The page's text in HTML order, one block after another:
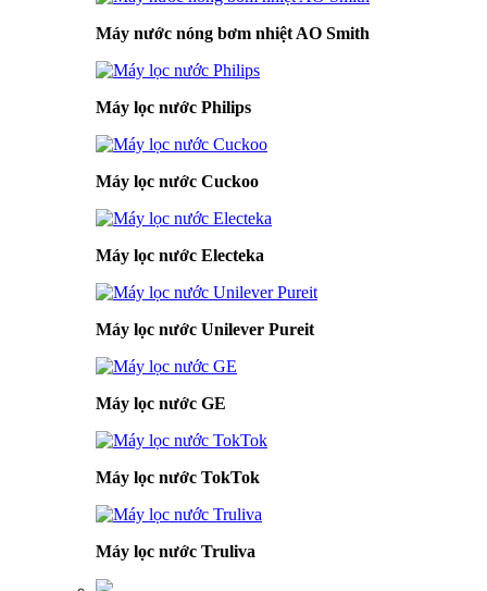
Máy nước nóng bơm nhiệt AO Smith
Máy lọc nước Philips
Máy lọc nước Cuckoo
Máy lọc nước Electeka
Máy lọc nước Unilever Pureit
Máy lọc nước GE
Máy lọc nước TokTok
Máy lọc nước Truliva